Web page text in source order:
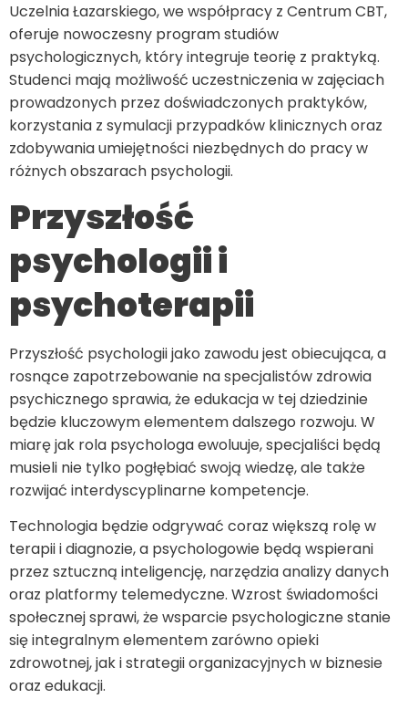
Uczelnia Łazarskiego, we współpracy z Centrum CBT,
oferuje nowoczesny program studiów
psychologicznych, który integruje teorię z praktyką.
Studenci mają możliwość uczestniczenia w zajęciach
prowadzonych przez doświadczonych praktyków,
korzystania z symulacji przypadków klinicznych oraz
zdobywania umiejętności niezbędnych do pracy w
różnych obszarach psychologii.
Przyszłość
psychologii i
psychoterapii
Przyszłość psychologii jako zawodu jest obiecująca, a
rosnące zapotrzebowanie na specjalistów zdrowia
psychicznego sprawia, że edukacja w tej dziedzinie
będzie kluczowym elementem dalszego rozwoju. W
miarę jak rola psychologa ewoluuje, specjaliści będą
musieli nie tylko pogłębiać swoją wiedzę, ale także
rozwijać interdyscyplinarne kompetencje.
Technologia będzie odgrywać coraz większą rolę w
terapii i diagnozie, a psychologowie będą wspierani
przez sztuczną inteligencję, narzędzia analizy danych
oraz platformy telemedyczne. Wzrost świadomości
społecznej sprawi, że wsparcie psychologiczne stanie
się integralnym elementem zarówno opieki
zdrowotnej, jak i strategii organizacyjnych w biznesie
oraz edukacji.